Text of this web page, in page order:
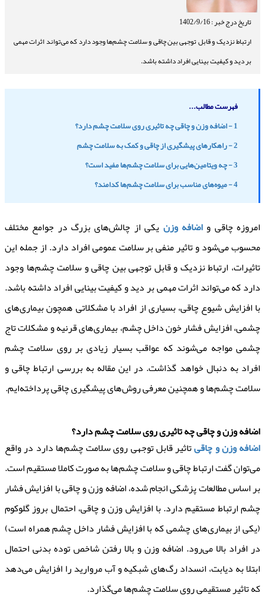
تاریخ درج خبر : 1402/9/16
ارتباط نزدیک و قابل توجهی بین چاقی و سلامت چشم‌ها وجود دارد که می‌تواند اثرات مهمی
بر دید و کیفیت بینایی افراد داشته باشد.
فهرست مطالب...
1 - اضافه وزن و چاقی چه تاثیری روی سلامت چشم دارد؟
2 - راهکارهای پیشگیری از چاقی و کمک به سلامت چشم
3 - چه ویتامین‌هایی برای سلامت چشم‌ها مفید است؟
4 - میوه‌های مناسب برای سلامت چشم‌ها کدامند؟
امروزه چاقی واضافه وزن یکی از چالش‌های بزرگ در جوامع مختلف
محسوب می‌شود و تاثیر منفی بر سلامت عمومی افراد دارد. از جمله این
تاثیرات، ارتباط نزدیک و قابل توجهی بین چاقی و سلامت چشم‌ها وجود
دارد که می‌تواند اثرات مهمی بر دید و کیفیت بینایی افراد داشته باشد.
با افزایش شیوع چاقی، بسیاری از افراد با مشکلاتی همچون بیماری‌های
چشمی، افزایش فشار خون داخل چشم، بیماری‌های قرنیه و مشکلات تاج
چشمی مواجه می‌شوند که عواقب بسیار زیادی بر روی سلامت چشم
افراد به دنبال خواهد گذاشت. در این مقاله به بررسی ارتباط چاقی و
سلامت چشم‌ها و همچنین معرفی روش‌های پیشگیری چاقی پرداخته‌ایم.
اضافه وزن و چاقی چه تاثیری روی سلامت چشم دارد؟
اضافه وزن و چاقیتاثیر قابل توجهی روی سلامت چشم‌ها دارد در واقع
می‌توان گفت ارتباط چاقی و سلامت چشم‌ها به صورت کاملا مستقیم است.
بر اساس مطالعات پزشکی انجام شده، اضافه وزن و چاقی با افزایش فشار
چشم ارتباط مستقیم دارد. با افزایش وزن و چاقی، احتمال بروز گلوکوم
(یکی از بیماری‌های چشمی که با افزایش فشار داخل چشم همراه است)
در افراد بالا می‌رود. اضافه وزن و بالا رفتن شاخص توده بدنی احتمال
ابتلا به دیابت، انسداد رگ‌های شبکیه و آب مروارید را افزایش می‌دهد
که تاثیر مستقیمی روی سلامت چشم‌ها می‌گذارد.